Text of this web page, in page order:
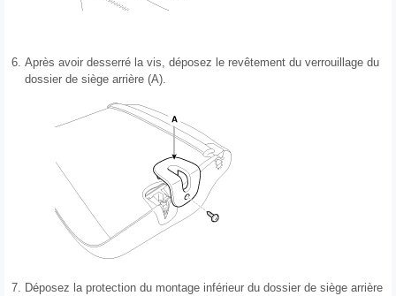
6. Après avoir desserré la vis, déposez le revêtement du verrouillage du
dossier de siège arrière (A).
7. Déposez la protection du montage inférieur du dossier de siège arrière